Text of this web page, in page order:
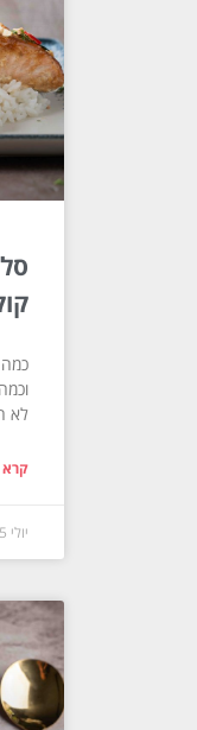
לא
קרא
יולי 25, 2024